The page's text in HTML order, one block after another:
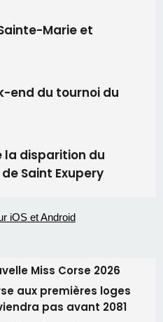
disparition du
Saint Exupery
Miss Corse 2026
aux premières loges
pas avant 2081
les restaurants
restaurateurs corses
au faux vendeur de